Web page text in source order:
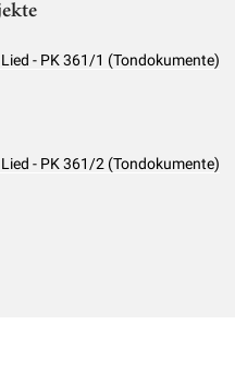
- PK 361/1 (Tondokumente)
- PK 361/2 (Tondokumente)